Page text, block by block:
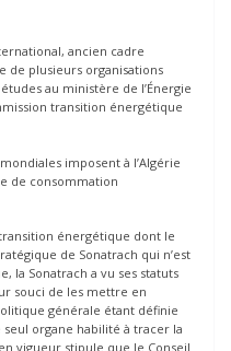
ancien cadre
de plusieurs organisations
au ministère de l’Énergie
transition énergétique
imposent à l’Algérie
de consommation
énergétique dont le
de Sonatrach qui n’est
la Sonatrach a vu ses statuts
souci de les mettre en
générale étant définie
seul organe habilité à tracer la
vigueur stipule que le Conseil